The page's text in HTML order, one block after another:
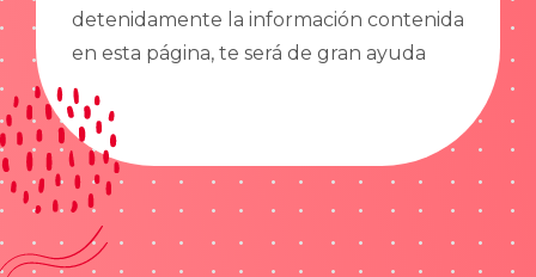
detenidamente la información contenida
en esta página, te será de gran ayuda